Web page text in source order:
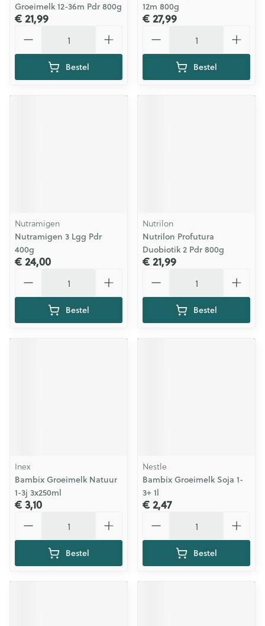
Groeimelk 12-36m Pdr 800g
€ 21,99
Bestel
12m 800g
€ 27,99
Bestel
Nutramigen
Nutramigen 3 Lgg Pdr
400g
€ 24,00
Bestel
Nutrilon
Nutrilon Profutura
Duobiotik 2 Pdr 800g
€ 21,99
Bestel
Inex
Bambix Groeimelk Natuur
1-3j 3x250ml
€ 3,10
Bestel
Nestle
Bambix Groeimelk Soja 1-
3+ 1l
€ 2,47
Bestel